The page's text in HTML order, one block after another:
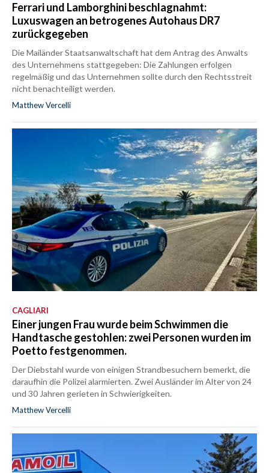
Ferrari und Lamborghini beschlagnahmt:
Luxuswagen an betrogenes Autohaus DR7
zurückgegeben
Die Mailänder Staatsanwaltschaft hat dem Antrag des Anwalts
des Unternehmens stattgegeben: Die Zahlungen erfolgen
regelmäßig und das Unternehmen sollte durch den Rechtsstreit
nicht benachteiligt werden.
Matthew Vercelli
CAGLIARI
Einer jungen Frau wurde beim Schwimmen die
Handtasche gestohlen: zwei Personen wurden im
Poetto festgenommen.
Der Diebstahl wurde von einigen Strandbesuchern bemerkt, die
daraufhin die Polizei alarmierten. Zwei Ausländer im Alter von 24
und 30 Jahren gerieten in Schwierigkeiten.
Matthew Vercelli